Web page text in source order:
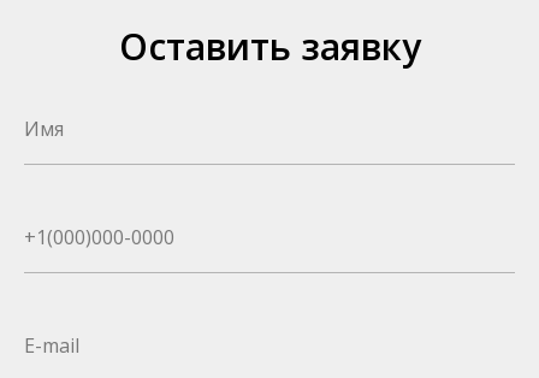
Оставить заявку